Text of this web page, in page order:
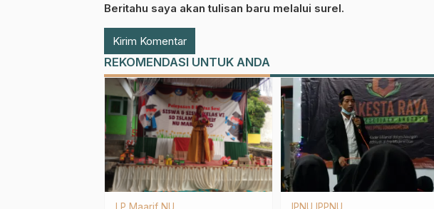
Beritahu saya akan tulisan baru melalui surel.
REKOMENDASI UNTUK ANDA
1 Abad NU Pasuruan Cerpen Sastra